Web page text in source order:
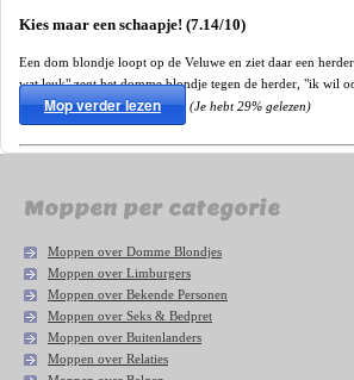
Kies maar een schaapje! (7.14/10)
Een dom blondje loopt op de Veluwe en ziet daar een
wat leuk" zegt het domme blondje tegen de herder, "ik wil
Mop verder lezen (Je hebt 29% gelezen)
Moppen per categorie
Moppen over Domme Blondjes
Moppen over Limburgers
Moppen over Bekende Personen
Moppen over Seks & Bedpret
Moppen over Buitenlanders
Moppen over Relaties